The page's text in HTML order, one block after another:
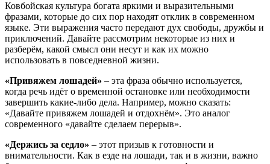
Ковбойская культура богата яркими и выразительными
фразами, которые до сих пор находят отклик в современном
языке. Эти выражения часто передают дух свободы, дружбы и
приключений. Давайте рассмотрим некоторые из них и
разберём, какой смысл они несут и как их можно
использовать в повседневной жизни.
«Привяжем лошадей» – эта фраза обычно используется,
когда речь идёт о временной остановке или необходимости
завершить какие-либо дела. Например, можно сказать:
«Давайте привяжем лошадей и отдохнём». Это аналог
современного «давайте сделаем перерыв».
«Держись за седло» – этот призыв к готовности и
внимательности. Как в езде на лошади, так и в жизни, важно